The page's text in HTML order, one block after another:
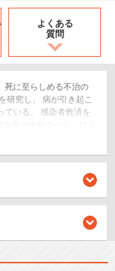
よくある
質問
に至らしめる不治の
研究し、 病が引き起こ
ている。 感染者救済を
食い止めるべく、ロド
続けていた。 スカル
一方、龍門郊外に廃都
で奇妙な現象が起きて